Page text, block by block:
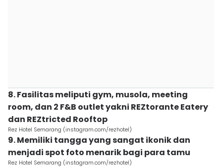
8. Fasilitas meliputi gym, musola, meeting
room, dan 2 F&B outlet yakni REZtorante Eatery
dan REZtricted Rooftop
Rez Hotel Semarang (instagram.com/rezhotel)
9. Memiliki tangga yang sangat ikonik dan
menjadi spot foto menarik bagi para tamu
Rez Hotel Semarang (instagram.com/rezhotel)